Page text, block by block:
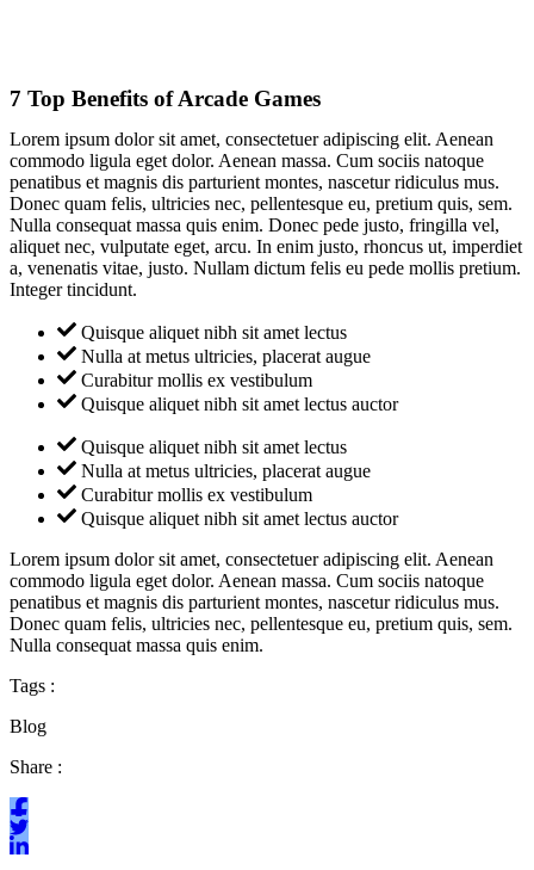
7 Top Benefits of Arcade Games
Lorem ipsum dolor sit amet, consectetuer adipiscing elit. Aenean
commodo ligula eget dolor. Aenean massa. Cum sociis natoque
penatibus et magnis dis parturient montes, nascetur ridiculus mus.
Donec quam felis, ultricies nec, pellentesque eu, pretium quis, sem.
Nulla consequat massa quis enim. Donec pede justo, fringilla vel,
aliquet nec, vulputate eget, arcu. In enim justo, rhoncus ut, imperdiet
a, venenatis vitae, justo. Nullam dictum felis eu pede mollis pretium.
Integer tincidunt.
Quisque aliquet nibh sit amet lectus
Nulla at metus ultricies, placerat augue
Curabitur mollis ex vestibulum
Quisque aliquet nibh sit amet lectus auctor
Quisque aliquet nibh sit amet lectus
Nulla at metus ultricies, placerat augue
Curabitur mollis ex vestibulum
Quisque aliquet nibh sit amet lectus auctor
Lorem ipsum dolor sit amet, consectetuer adipiscing elit. Aenean
commodo ligula eget dolor. Aenean massa. Cum sociis natoque
penatibus et magnis dis parturient montes, nascetur ridiculus mus.
Donec quam felis, ultricies nec, pellentesque eu, pretium quis, sem.
Nulla consequat massa quis enim.
Tags :
Blog
Share :